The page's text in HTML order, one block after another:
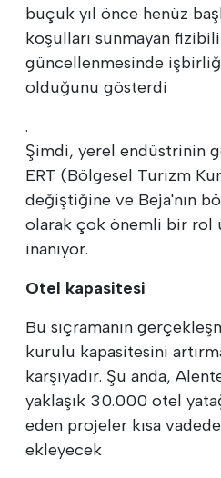
buçuk yıl önce henüz
koşulları sunmayan
güncellenmesinde
olduğunu gösterdi
.
Şimdi, yerel endüstrinin
ERT (Bölgesel Turizm
değiştiğine ve Beja'nın
olarak çok önemli bir rol
inanıyor.
Otel kapasitesi
Bu sıçramanın
kurulu kapasitesini
karşıyadır. Şu anda,
yaklaşık 30.000 otel
eden projeler kısa
ekleyecek